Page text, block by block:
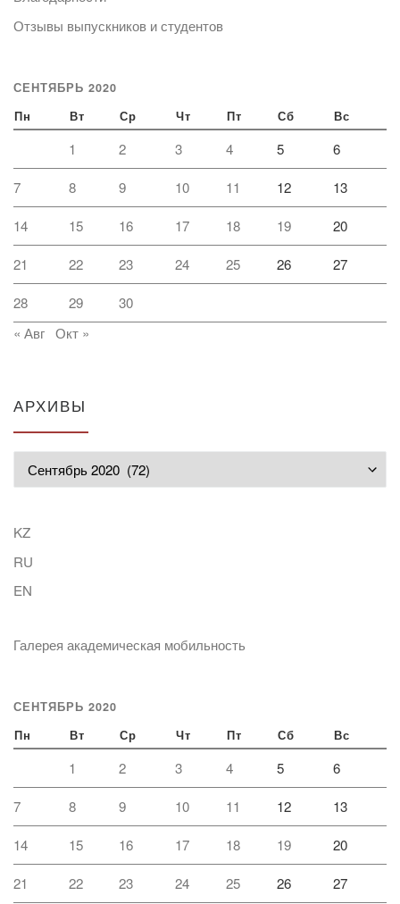
Отзывы выпускников и студентов
СЕНТЯБРЬ 2020
Пн Вт Ср Чт Пт Сб Вс
1 2 3 4 5 6
7 8 9 10 11 12 13
14 15 16 17 18 19 20
21 22 23 24 25 26 27
28 29
30
« Авг Окт »
АРХИВЫ
KZ
RU
EN
Галерея академическая мобильность
СЕНТЯБРЬ 2020
Пн Вт Ср Чт Пт Сб Вс
1 2 3 4 5 6
7 8 9 10 11 12 13
14 15 16 17 18 19 20
21 22 23 24 25 26 27